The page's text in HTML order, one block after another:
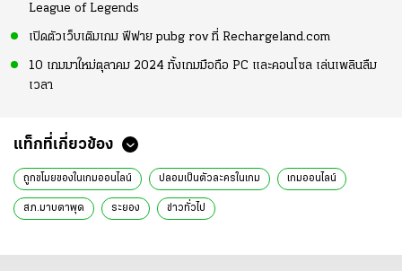
League of Legends
เปิดตัวเว็บเติมเกม ฟีฟาย pubg rov ที่ Rechargeland.com
10 เกมมาใหม่ตุลาคม 2024 ทั้งเกมมือถือ PC และคอนโซล เล่นเพลินลืม
เวลา
แท็กที่เกี่ยวข้อง
ถูกขโมยของในเกมออนไลน์ ปลอมเป็นตัวละครในเกม เกมออนไลน์
สภ.มาบตาพุด ระยอง ข่าวทั่วไป